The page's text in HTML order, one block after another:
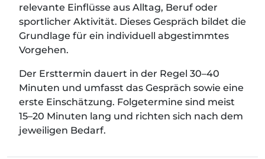
relevante Einflüsse aus Alltag, Beruf oder
sportlicher Aktivität. Dieses Gespräch bildet die
Grundlage für ein individuell abgestimmtes
Vorgehen.
Der Ersttermin dauert in der Regel 30–40
Minuten und umfasst das Gespräch sowie eine
erste Einschätzung. Folgetermine sind meist
15–20 Minuten lang und richten sich nach dem
jeweiligen Bedarf.